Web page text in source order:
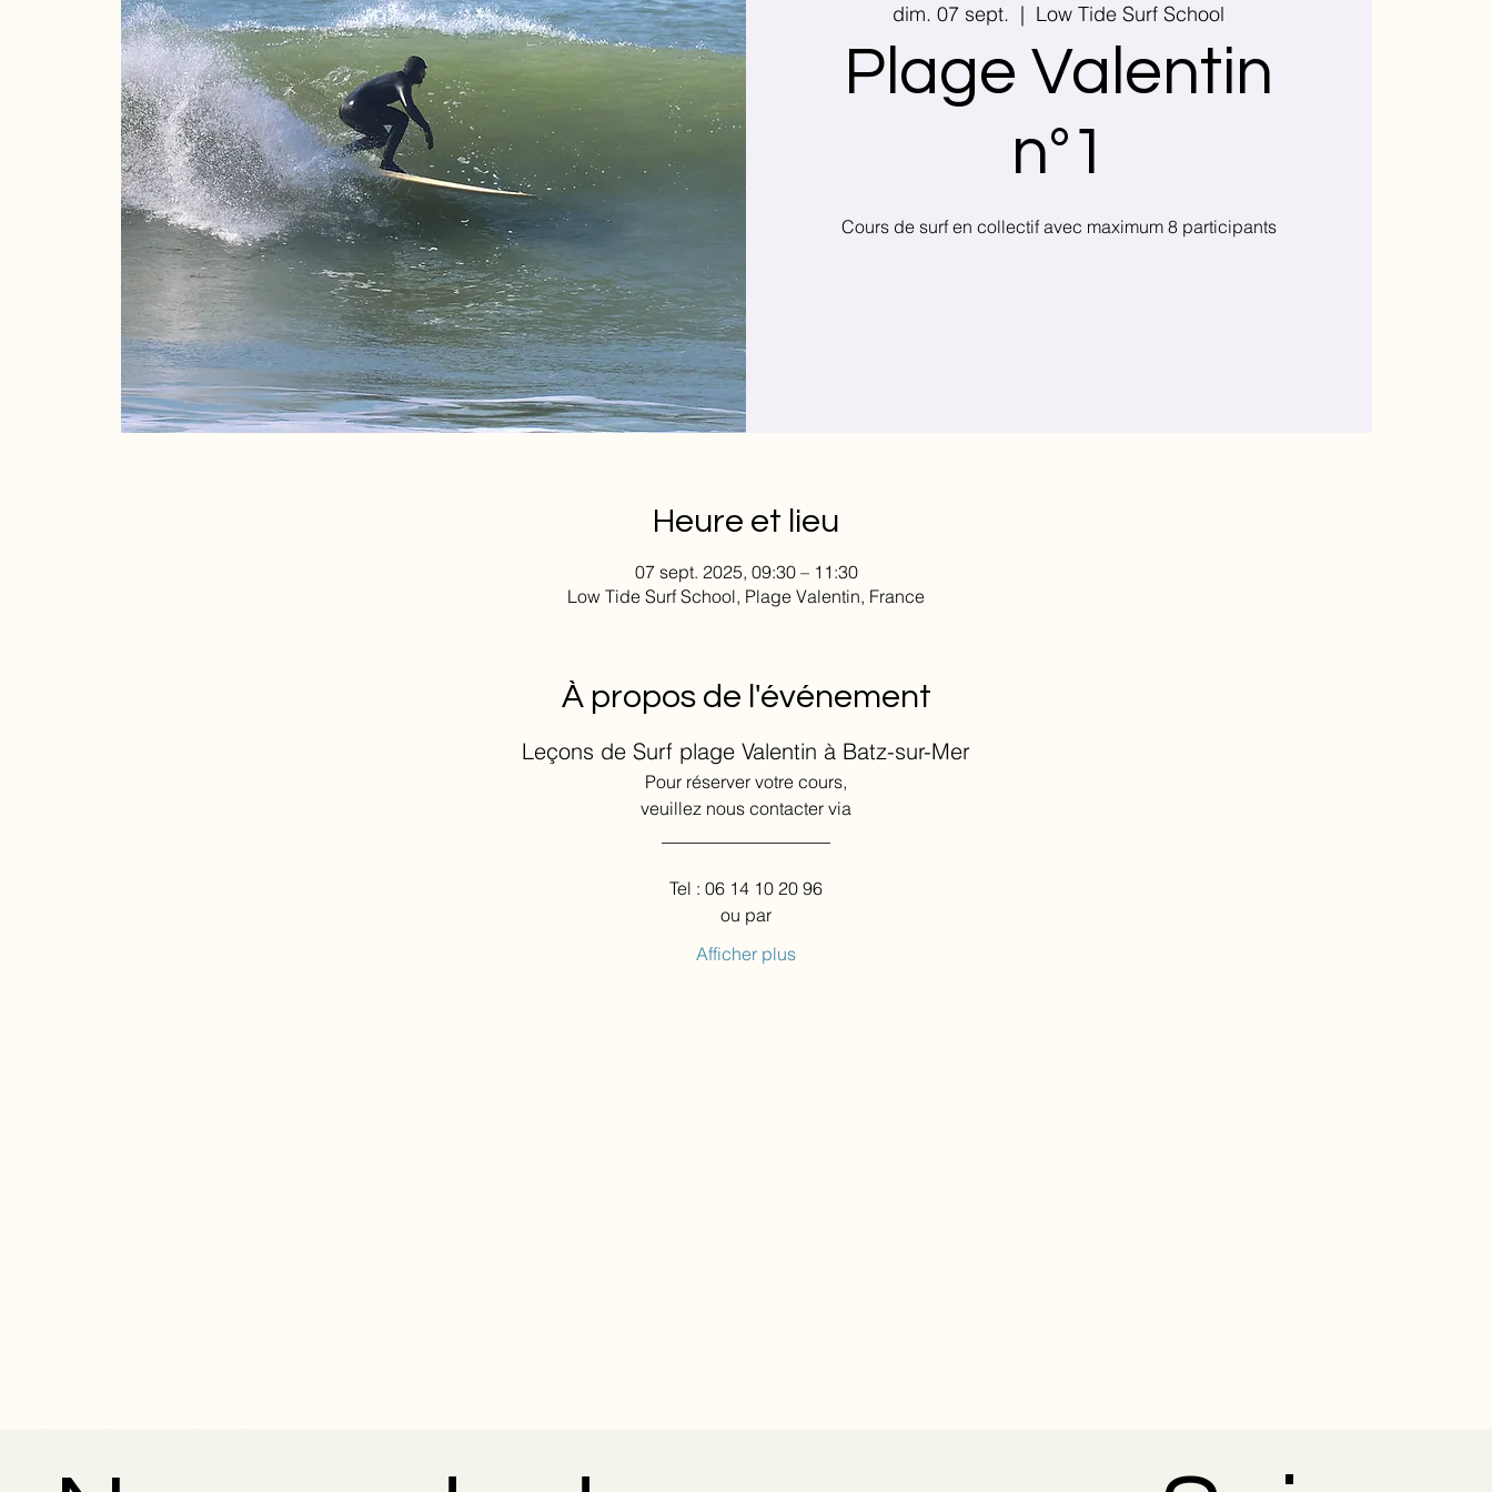
dim. 07 sept.
  |
Low Tide Surf School
Plage Valentin
n°1
Cours de surf en collectif avec maximum 8 participants
Heure et lieu
07 sept. 2025, 09:30 – 11:30
Low Tide Surf School, Plage Valentin, France
À propos de l'événement
Leçons de Surf plage Valentin à Batz-sur-Mer
Pour réserver votre cours,
veuillez nous contacter via
Tel : 06 14 10 20 96
ou par
Afficher plus